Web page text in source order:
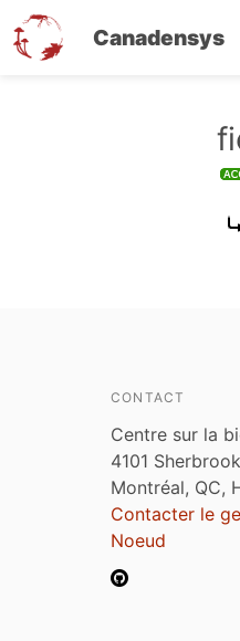
Canadensys
CONTACT
Centre sur la
4101
Montréal, QC,
Contacter le
Noeud